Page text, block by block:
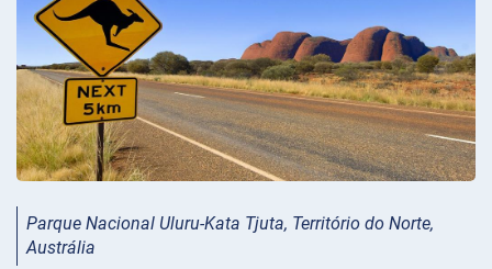
Parque Nacional Uluru-Kata Tjuta, Território do Norte,
Austrália